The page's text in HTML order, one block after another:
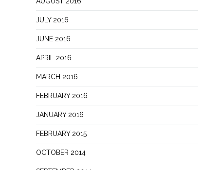
JULY 2016
JUNE 2016
APRIL 2016
MARCH 2016
FEBRUARY 2016
JANUARY 2016
FEBRUARY 2015
OCTOBER 2014